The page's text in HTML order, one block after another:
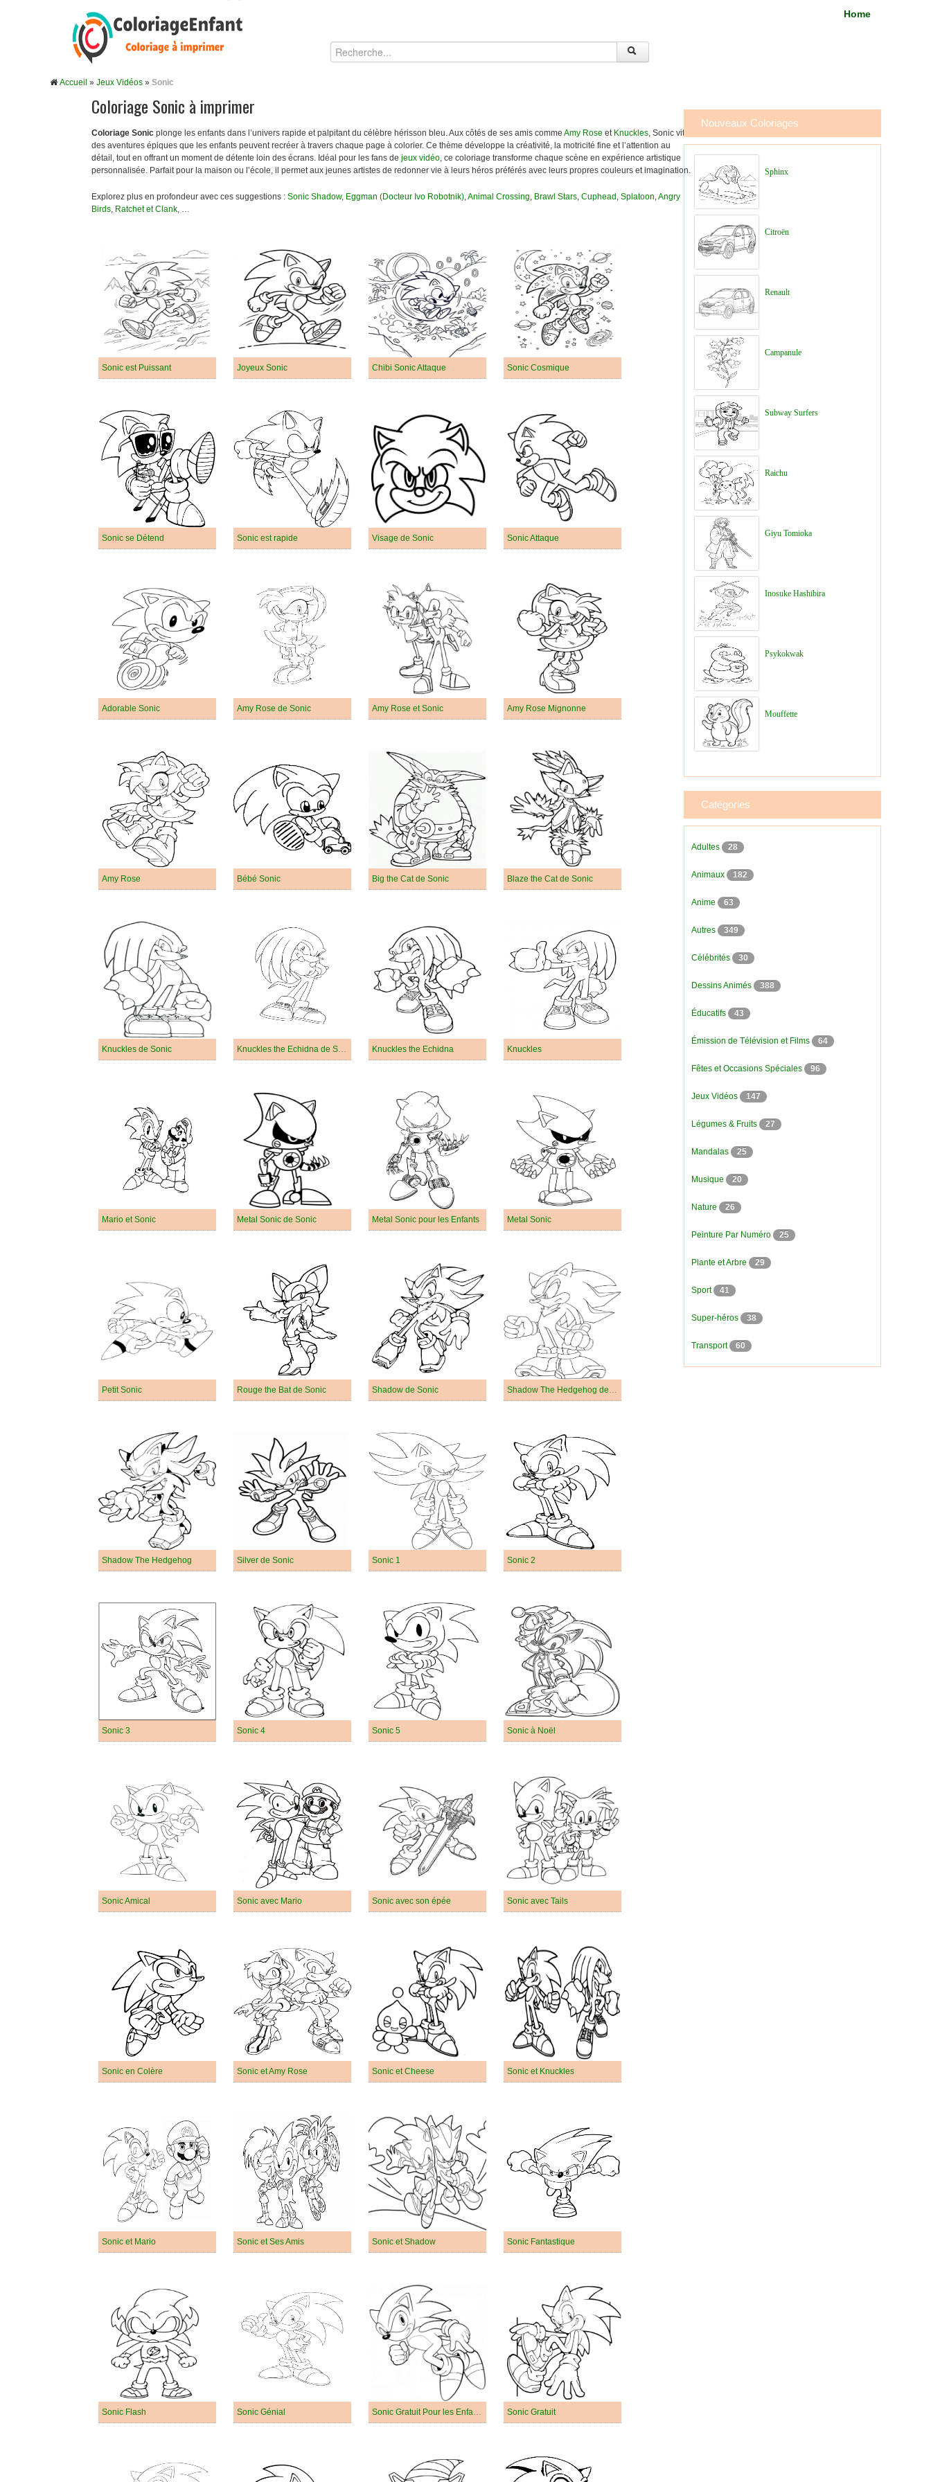
Home
Accueil » Jeux Vidéos » Sonic
Coloriage Sonic à imprimer
Coloriage Sonic plonge les enfants dans l’univers rapide et palpitant du célèbre hérisson bleu. Aux côtés de ses amis comme Amy Rose et Knuckles, Sonic vit
des aventures épiques que les enfants peuvent recréer à travers chaque page à colorier. Ce thème développe la créativité, la motricité fine et l’attention au
détail, tout en offrant un moment de détente loin des écrans. Idéal pour les fans de jeux vidéo, ce coloriage transforme chaque scène en expérience artistique
personnalisée. Parfait pour la maison ou l’école, il permet aux jeunes artistes de redonner vie à leurs héros préférés avec leurs propres couleurs et imagination.
Explorez plus en profondeur avec ces suggestions : Sonic Shadow, Eggman (Docteur Ivo Robotnik),Animal Crossing, Brawl Stars, Cuphead , Splatoon,Angry
Birds, Ratchet et Clank, …
Sonic est Puissant Joyeux Sonic Chibi Sonic Attaque Sonic Cosmique
Sonic se Détend Sonic est rapide Visage de Sonic Sonic Attaque
Adorable Sonic Amy Rose de Sonic Amy Rose et Sonic Amy Rose Mignonne
Amy Rose Bébé Sonic Big the Cat de Sonic Blaze the Cat de Sonic
Knuckles de Sonic Knuckles the Echidna de Sonic Knuckles the Echidna Knuckles
Mario et Sonic Metal Sonic de Sonic Metal Sonic pour les Enfants Metal Sonic
Petit Sonic Rouge the Bat de Sonic Shadow de Sonic Shadow The Hedgehog de Sonic
Shadow The Hedgehog Silver de Sonic Sonic 1 Sonic 2
Sonic 3 Sonic 4 Sonic 5 Sonic à Noël
Sonic Amical Sonic avec Mario Sonic avec son épée Sonic avec Tails
Sonic en Colère Sonic et Amy Rose Sonic et Cheese Sonic et Knuckles
Sonic et Mario Sonic et Ses Amis Sonic et Shadow Sonic Fantastique
Sonic Flash Sonic Génial Sonic Gratuit Pour les Enfants Sonic Gratuit
Nouveaux Coloriages
Sphinx
Citroën
Renault
Campanule
Subway Surfers
Raichu
Giyu Tomioka
Inosuke Hashibira
Psykokwak
Mouffette
Catégories
Adultes 28
Animaux 182
Anime 63
Autres 349
Célébrités 30
Dessins Animés 388
Éducatifs 43
Émission de Télévision et Films 64
Fêtes et Occasions Spéciales 96
Jeux Vidéos 147
Légumes & Fruits 27
Mandalas 25
Musique 20
Nature 26
Peinture Par Numéro 25
Plante et Arbre 29
Sport 41
Super-héros 38
Transport 60